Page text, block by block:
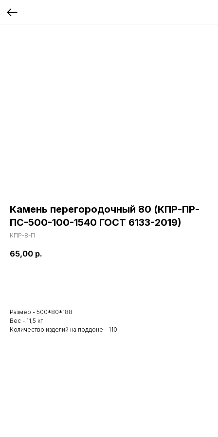
Камень перегородочный 80 (КПР-ПР-
ПС-500-100-1540 ГОСТ 6133-2019)
КПР-8-П
65,00 р.
Размер - 500*80*188
Вес - 11,5 кг
Количество изделий на поддоне - 110